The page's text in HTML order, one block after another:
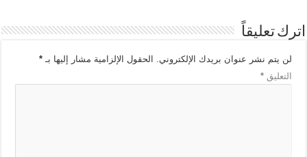
اترك تعليقاً
لن يتم نشر عنوان بريدك الإلكتروني. الحقول الإلزامية مشار إليها بـ*
التعليق*